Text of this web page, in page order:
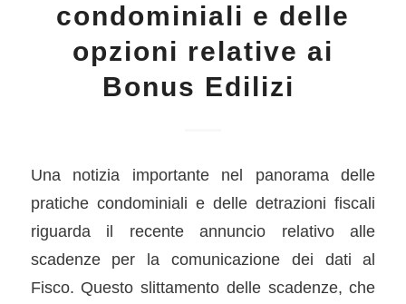
condominiali e delle
opzioni relative ai
Bonus Edilizi
Una notizia importante nel panorama delle
pratiche condominiali e delle detrazioni fiscali
riguarda il recente annuncio relativo alle
scadenze per la comunicazione dei dati al
Fisco. Questo slittamento delle scadenze, che